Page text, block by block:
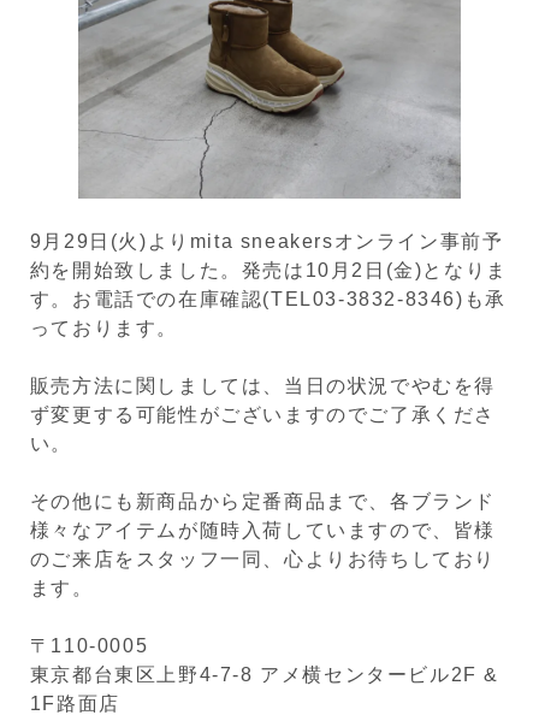
9月29日(火)よりmita sneakersオンライン事前予
約を開始致しました。発売は10月2日(金)となりま
す。お電話での在庫確認(TEL03-3832-8346)も承
っております。
販売方法に関しましては、当日の状況でやむを得
ず変更する可能性がございますのでご了承くださ
い。
その他にも新商品から定番商品まで、各ブランド
様々なアイテムが随時入荷していますので、皆様
のご来店をスタッフ一同、心よりお待ちしており
ます。
〒110-0005
東京都台東区上野4-7-8 アメ横センタービル2F &
1F路面店